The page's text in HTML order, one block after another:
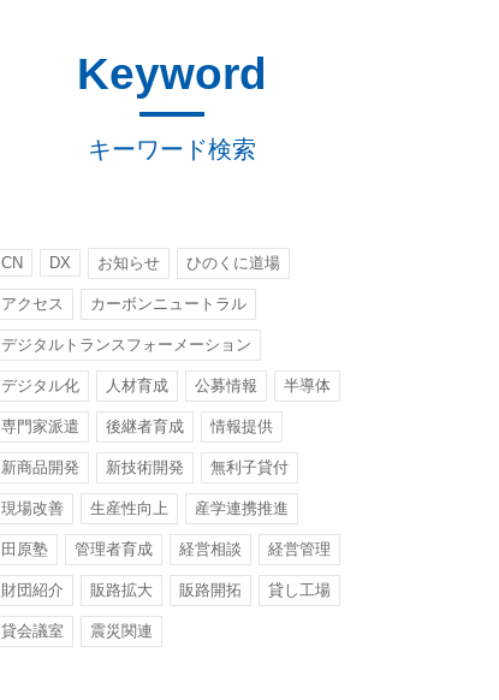
Keyword
キーワード検索
CN DX お知らせ ひのくに道場
アクセス カーボンニュートラル
デジタルトランスフォーメーション
デジタル化 人材育成 公募情報 半導体
専門家派遣 後継者育成 情報提供
新商品開発 新技術開発 無利子貸付
現場改善 生産性向上 産学連携推進
田原塾 管理者育成 経営相談 経営管理
財団紹介 販路拡大 販路開拓 貸し工場
貸会議室 震災関連